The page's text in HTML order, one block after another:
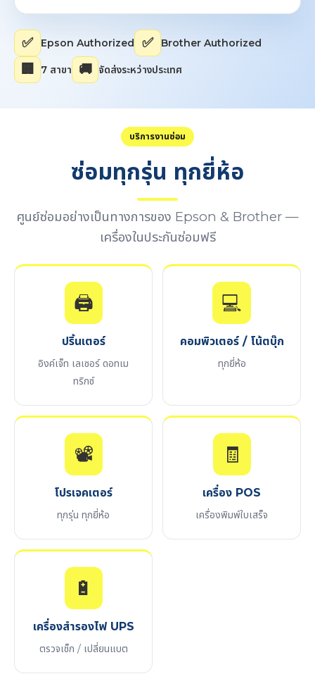
✅ Epson Authorized ✅ Brother Authorized
🏢 7 สาขา 🚚 จัดส่งระหว่างประเทศ
บริการงานซ่อม
ซ่อมทุกรุ่น ทุกยี่ห้อ
ศูนย์ซ่อมอย่างเป็นทางการของ Epson & Brother —
เครื่องในประกันซ่อมฟรี
🖨️
ปริ้นเตอร์
อิงค์เจ็ท เลเซอร์ ดอทเม
ทริกซ์
💻
คอมพิวเตอร์ / โน้ตบุ๊ก
ทุกยี่ห้อ
📽️
โปรเจคเตอร์
ทุกรุ่น ทุกยี่ห้อ
🧾
เครื่อง POS
เครื่องพิมพ์ใบเสร็จ
🔋
เครื่องสำรองไฟ UPS
ตรวจเช็ก / เปลี่ยนแบต